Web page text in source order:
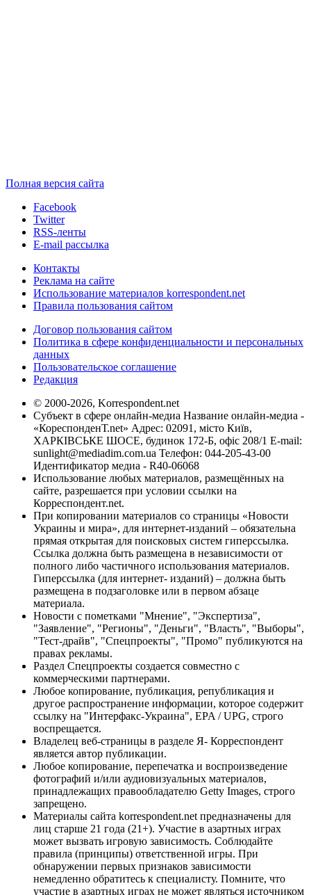
Полная версия сайта
Facebook
Twitter
RSS-ленты
E-mail рассылка
Контакты
Реклама на сайте
Использование материалов korrespondent.net
Правила пользования сайтом
Договор пользования сайтом
Политика в сфере конфиденциальности и персональных
данных
Пользовательское соглашение
Редакция
© 2000-2026, Korrespondent.net
Субъект в сфере онлайн-медиа Название онлайн-медиа -
«КореспонденТ.net» Адрес: 02091, місто Київ,
ХАРКІВСЬКЕ ШОСЕ, будинок 172-Б, офіс 208/1 E-mail:
sunlight@mediadim.com.ua Телефон: 044-205-43-00
Идентификатор медиа - R40-06068
Использование любых материалов, размещённых на
сайте, разрешается при условии ссылки на
Корреспондент.net.
При копировании материалов со страницы «Новости
Украины и мира», для интернет-изданий – обязательна
прямая открытая для поисковых систем гиперссылка.
Ссылка должна быть размещена в независимости от
полного либо частичного использования материалов.
Гиперссылка (для интернет- изданий) – должна быть
размещена в подзаголовке или в первом абзаце
материала.
Новости с пометками "Мнение", "Экспертиза",
"Заявление", "Регионы", "Деньги", "Власть", "Выборы",
"Тест-драйв", "Спецпроекты", "Промо" публикуются на
правах рекламы.
Раздел Спецпроекты создается совместно с
коммерческими партнерами.
Любое копирование, публикация, републикация и
другое распространение информации, которое содержит
ссылку на "Интерфакс-Украина", EPA / UPG, строго
воспрещается.
Владелец веб-страницы в разделе Я- Корреспондент
является автор публикации.
Любое копирование, перепечатка и воспроизведение
фотографий и/или аудиовизуальных материалов,
принадлежащих правообладателю Getty Images, строго
запрещено.
Материалы сайта korrespondent.net предназначены для
лиц старше 21 года (21+). Участие в азартных играх
может вызвать игровую зависимость. Соблюдайте
правила (принципы) ответственной игры. При
обнаружении первых признаков зависимости
немедленно обратитесь к специалисту. Помните, что
участие в азартных играх не может являться источником